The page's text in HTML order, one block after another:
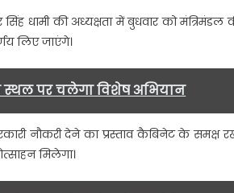
धामी की अध्यक्षता में बुधवार को मंत्रिमंडल
लिए जाएंगे।
पर चलेगा विशेष अभियान
नौकरी देने का प्रस्ताव कैबिनेट के समक्ष
मिलेगा।